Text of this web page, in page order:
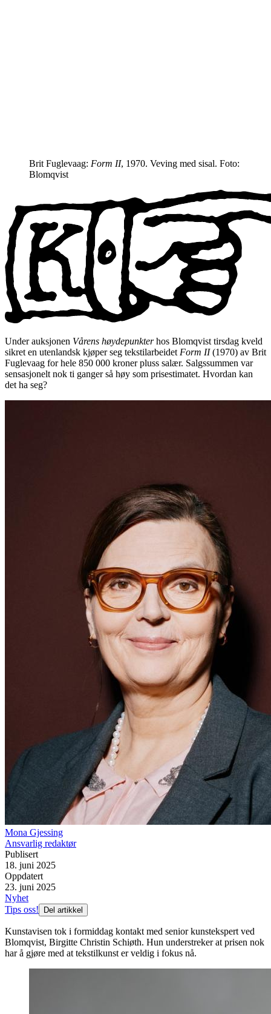
Brit Fuglevaag: Form II, 1970. Veving med sisal. Foto:
Blomqvist
Under auksjonen Vårens høydepunkterhos Blomqvist tirsdag kveld
sikret en utenlandsk kjøper seg tekstilarbeidet Form II(1970) av Brit
Fuglevaag for hele 850 000 kroner pluss salær. Salgssummen var
sensasjonelt nok ti ganger så høy som prisestimatet. Hvordan kan
det ha seg?
Mona Gjessing
Ansvarlig redaktør
Publisert
18. juni 2025
Oppdatert
23. juni 2025
Nyhet
Tips oss!
Del artikkel
Kunstavisen tok i formiddag kontakt med senior kunstekspert ved
Blomqvist, Birgitte Christin Schiøth. Hun understreker at prisen nok
har å gjøre med at tekstilkunst er veldig i fokus nå.